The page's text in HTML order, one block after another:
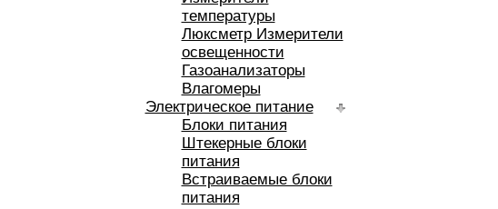
температуры
Люксметр Измерители
освещенности
Газоанализаторы
Влагомеры
Электрическое питание
Блоки питания
Штекерные блоки
питания
Встраиваемые блоки
питания